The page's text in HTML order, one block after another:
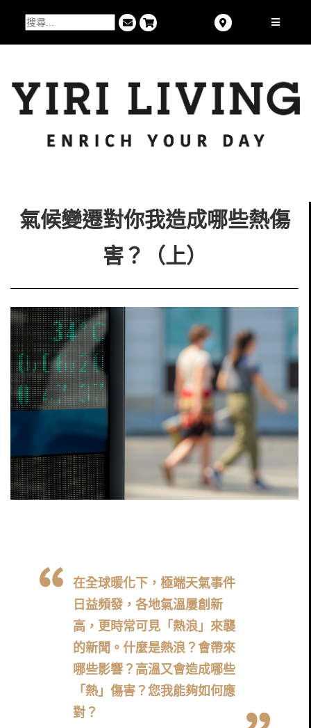
氣候變遷對你我造成哪些熱傷
害？（上）
在全球暖化下，極端天氣事件
日益頻發，各地氣溫屢創新
高，更時常可見「熱浪」來襲
的新聞。什麼是熱浪？會帶來
哪些影響？高溫又會造成哪些
「熱」傷害？您我能夠如何應
對？